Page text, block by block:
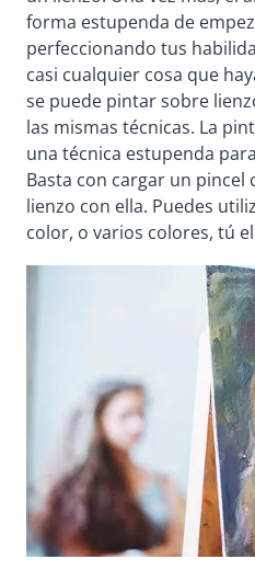
forma estupenda de
perfeccionando tus
casi cualquier cosa que
se puede pintar sobre
las mismas técnicas. La
una técnica estupenda
Basta con cargar un pincel
lienzo con ella. Puedes
color, o varios colores, tú